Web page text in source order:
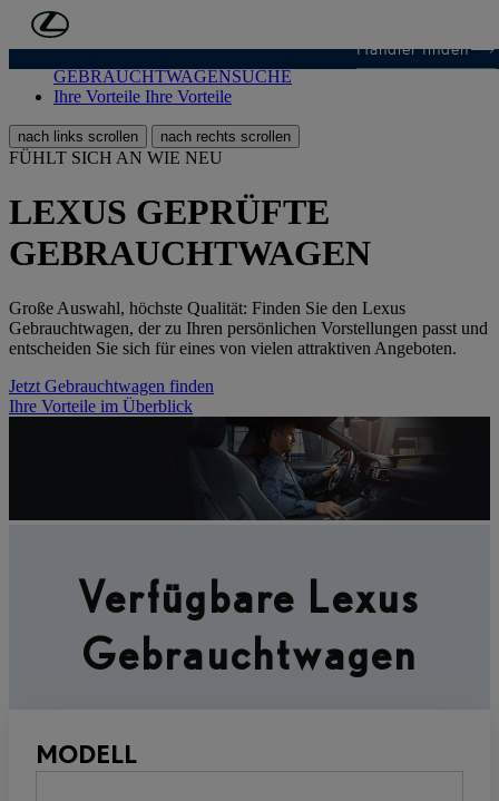
Zum Hauptinhalt springen
Händler finden
GEBRAUCHTWAGENSUCHE
Ihre Vorteile Ihre Vorteile
nach links scrollen nach rechts scrollen
FÜHLT SICH AN WIE NEU
LEXUS GEPRÜFTE
GEBRAUCHTWAGEN
Große Auswahl, höchste Qualität: Finden Sie den Lexus
Gebrauchtwagen, der zu Ihren persönlichen Vorstellungen passt und
entscheiden Sie sich für eines von vielen attraktiven Angeboten.
Jetzt Gebrauchtwagen finden
Ihre Vorteile im Überblick
Verfügbare Lexus
Gebrauchtwagen
MODELL